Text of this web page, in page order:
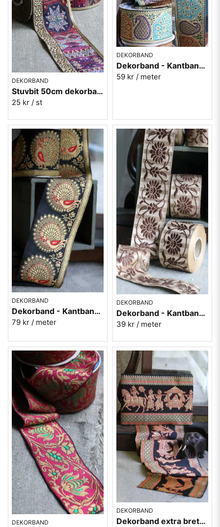
DEKORBAND
Stuvbit 50cm dekorband i textil Nr 87
25 kr / st
DEKORBAND
Dekorband - Kantband i textil Nr 85
59 kr / meter
DEKORBAND
Dekorband - Kantband i textil Nr 67
79 kr / meter
DEKORBAND
Dekorband - Kantband i textil Nr 62
39 kr / meter
DEKORBAND
DEKORBAND
Dekorband extra brett - Kantband i textil Nr 60